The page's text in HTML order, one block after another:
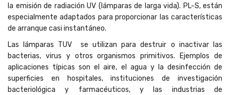
la emisión de radiación UV (lámparas de larga vida). PL-S, están
especialmente adaptados para proporcionar las características
de arranque casi instantáneo.
Las lámparas TUV se utilizan para destruir o inactivar las
bacterias, virus y otros organismos primitivos. Ejemplos de
aplicaciones típicas son el aire, el agua y la desinfección de
superficies en hospitales, instituciones de investigación
bacteriológica y farmacéuticos, y las industrias de